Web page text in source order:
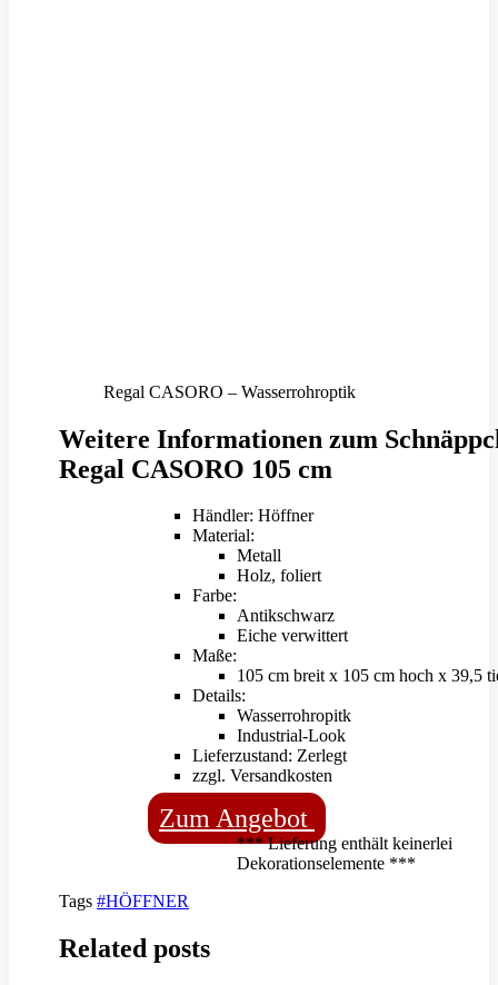
Regal CASORO – Wasserrohroptik
Weitere Informationen zum
Regal CASORO 105 cm
Händler: Höffner
Material:
Metall
Holz, foliert
Farbe:
Antikschwarz
Eiche verwittert
Maße:
105 cm breit x 105 cm hoch x 39,5
Details:
Wasserrohropitk
Industrial-Look
Lieferzustand: Zerlegt
zzgl. Versandkosten
Zum Angebot
*** Lieferung enthält keinerlei
Dekorationselemente ***
Tags #HÖFFNER
Related posts